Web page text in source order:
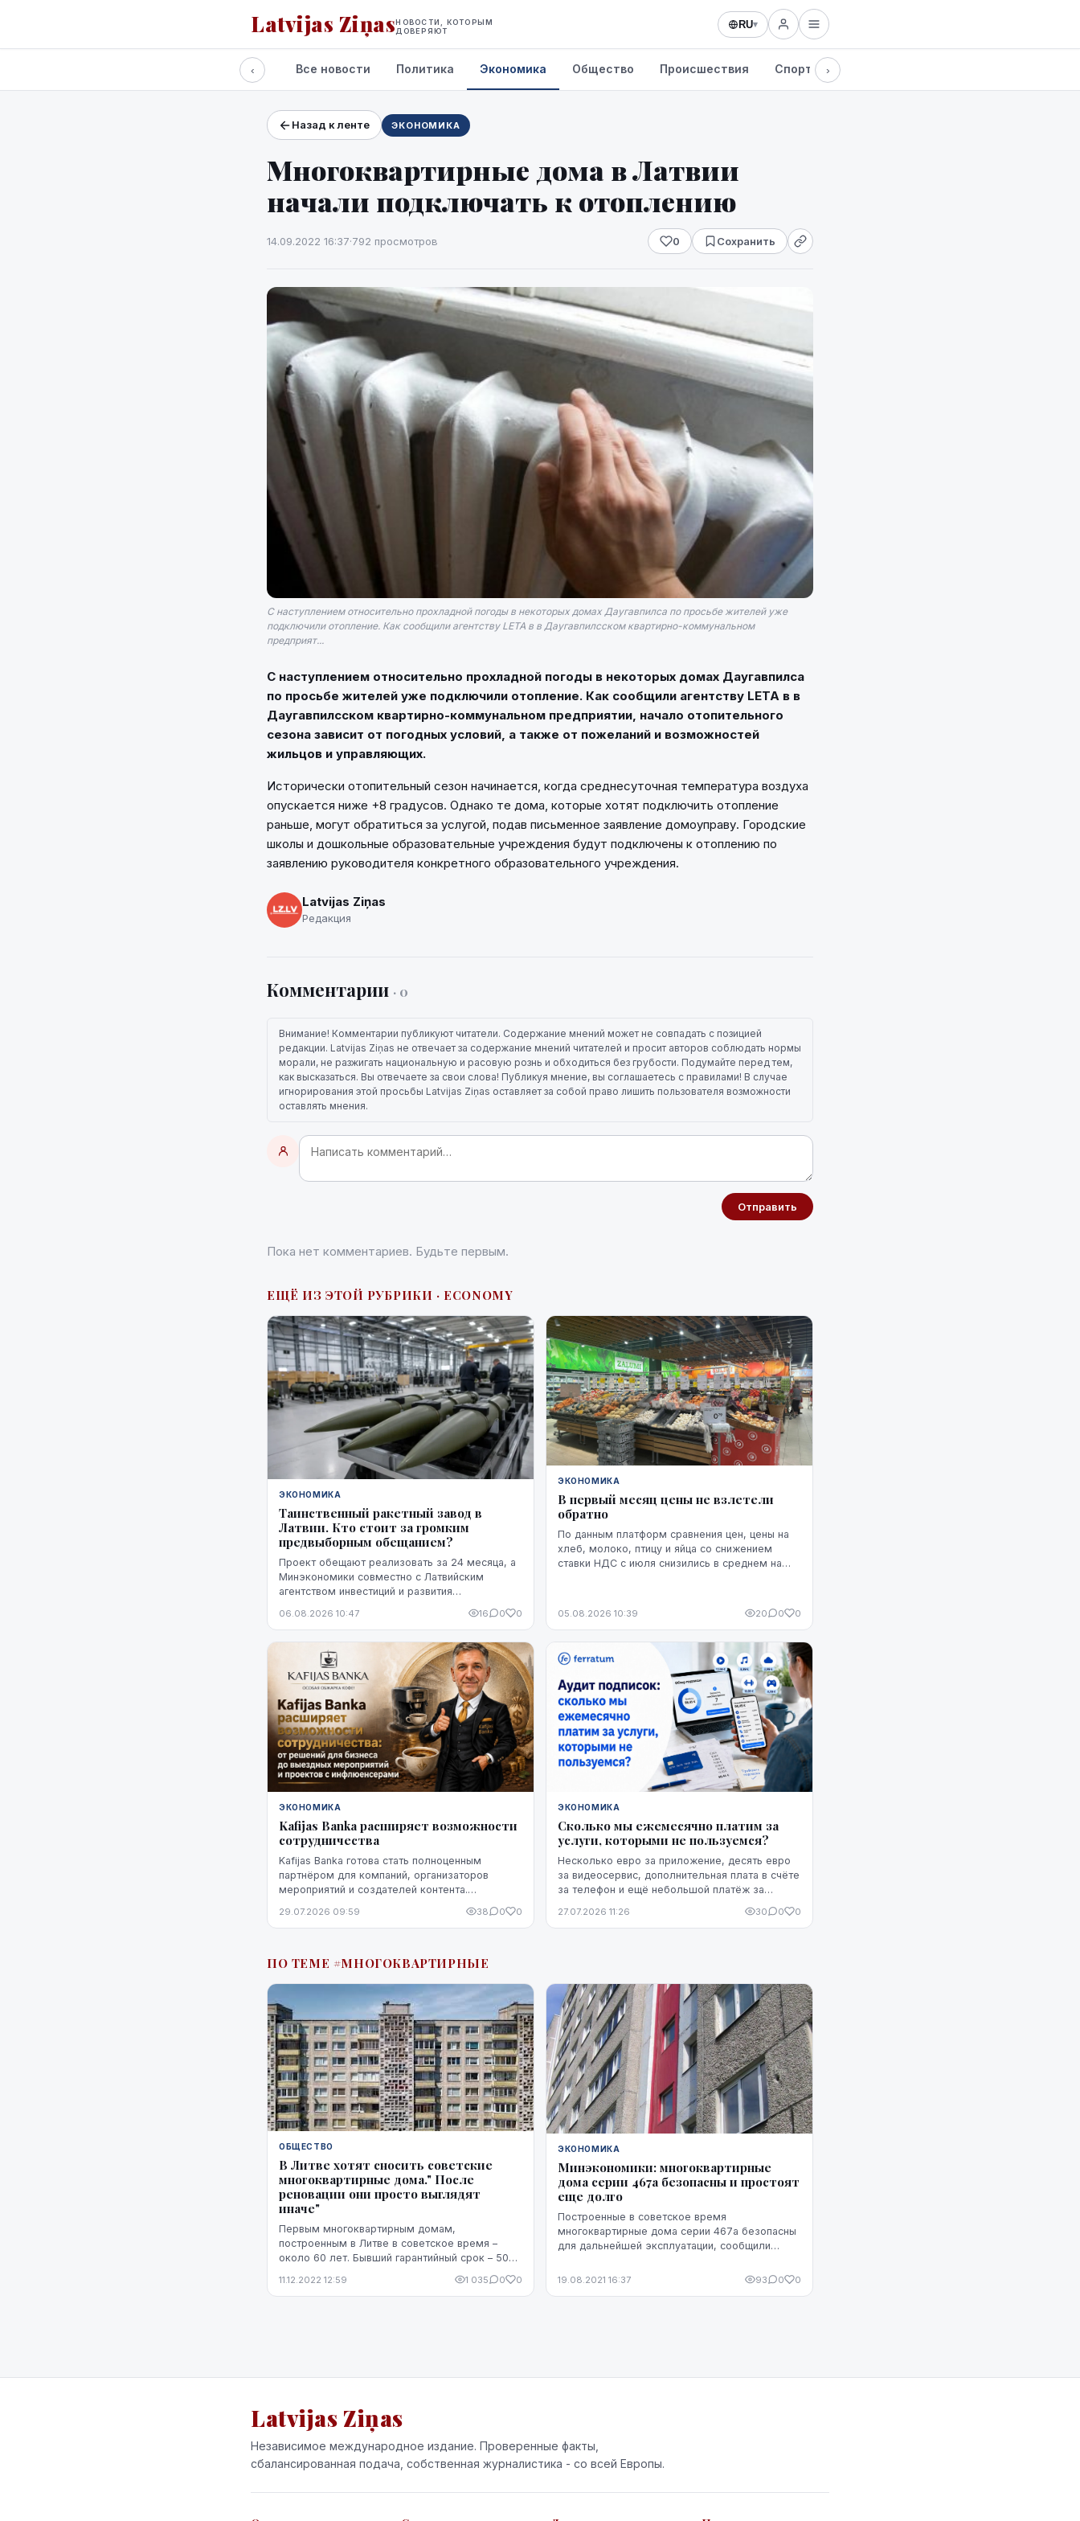
Latvijas ZiņasНОВОСТИ, КОТОРЫМ
ДОВЕРЯЮТ
RU▾
Проекты и сервисы
‹ Все новости Политика Экономика Общество Происшествия Спорт Здоровье
›
Назад к ленте ЭКОНОМИКА
Многоквартирные дома в Латвии
начали подключать к отоплению
14.09.2022 16:37·792 просмотров 0 Сохранить
С наступлением относительно прохладной погоды в некоторых домах Даугавпилса по просьбе жителей уже
подключили отопление. Как сообщили агентству LETA в в Даугавпилсском квартирно-коммунальном
предприят...
С наступлением относительно прохладной погоды в некоторых домах Даугавпилса
по просьбе жителей уже подключили отопление. Как сообщили агентству LETA в в
Даугавпилсском квартирно-коммунальном предприятии, начало отопительного
сезона зависит от погодных условий, а также от пожеланий и возможностей
жильцов и управляющих.
Исторически отопительный сезон начинается, когда среднесуточная температура воздуха
опускается ниже +8 градусов. Однако те дома, которые хотят подключить отопление
раньше, могут обратиться за услугой, подав письменное заявление домоуправу. Городские
школы и дошкольные образовательные учреждения будут подключены к отоплению по
заявлению руководителя конкретного образовательного учреждения.
Latvijas Ziņas
Редакция
Комментарии · 0
Внимание! Комментарии публикуют читатели. Содержание мнений может не совпадать с позицией
редакции. Latvijas Ziņas не отвечает за содержание мнений читателей и просит авторов соблюдать нормы
морали, не разжигать национальную и расовую рознь и обходиться без грубости. Подумайте перед тем,
как высказаться. Вы отвечаете за свои слова! Публикуя мнение, вы соглашаетесь с правилами! В случае
игнорирования этой просьбы Latvijas Ziņas оставляет за собой право лишить пользователя возможности
оставлять мнения.
Отправить
Пока нет комментариев. Будьте первым.
ЕЩЁ ИЗ ЭТОЙ РУБРИКИ · ECONOMY
ЭКОНОМИКА
Таинственный ракетный завод в
Латвии. Кто стоит за громким
предвыборным обещанием?
Проект обещают реализовать за 24 месяца, а
Минэкономики совместно с Латвийским
агентством инвестиций и развития
"высокой стадии готовности". Однако публично
технологий, ни проектировщик завода.
Неизвестно также, какая часть необходимого
финансирования уже обеспечена и на чем
основан прогноз экспорта.
06.08.2026 10:47 16 0 0
ЭКОНОМИКА
В первый месяц цены не взлетели
обратно
По данным платформ сравнения цен, цены на
хлеб, молоко, птицу и яйца со снижением
ставки НДС с июля снизились в среднем на
мере, на данный момент - до начала августа.
05.08.2026 10:39 20 0 0
ЭКОНОМИКА
Kafijas Banka расширяет возможности
сотрудничества
Kafijas Banka готова стать полноценным
партнёром для компаний, организаторов
мероприятий и создателей контента.
поставкой кофе — компания предоставляет
29.07.2026 09:59 38 0 0
ЭКОНОМИКА
Сколько мы ежемесячно платим за
услуги, которыми не пользуемся?
Несколько евро за приложение, десять евро
за видеосервис, дополнительная плата в счёте
за телефон и ещё небольшой платёж за
расходов по отдельности может казаться не...
27.07.2026 11:26 30 0 0
ПО ТЕМЕ #МНОГОКВАРТИРНЫЕ
ОБЩЕСТВО
В Литве хотят сносить советские
многоквартирные дома." После
реновации они просто выглядят
иначе"
Первым многоквартирным домам,
построенным в Литве в советское время –
около 60 лет. Бывший гарантийный срок – 50
говорят о том, что после реновации дома пр...
11.12.2022 12:59 1 035 0 0
ЭКОНОМИКА
Минэкономики: многоквартирные
дома серии 467а безопасны и простоят
еще долго
Построенные в советское время
многоквартирные дома серии 467а безопасны
для дальнейшей эксплуатации, сообщили
Министерство экономики в сотрудничестве со
19.08.2021 16:37 93 0 0
Latvijas Ziņas
Независимое международное издание. Проверенные факты,
сбалансированная подача, собственная журналистика - со всей Европы.